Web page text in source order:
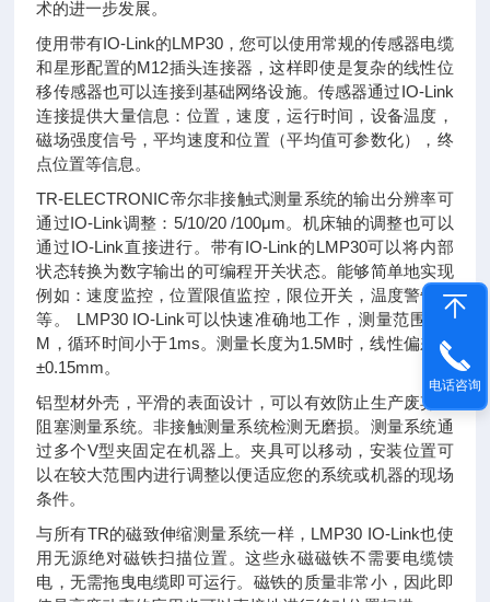
术的进一步发展。
使用带有IO-Link的LMP30，您可以使用常规的传感器电缆
和星形配置的M12插头连接器，这样即使是复杂的线性位
移传感器也可以连接到基础网络设施。传感器通过IO-Link
连接提供大量信息：位置，速度，运行时间，设备温度，
磁场强度信号，平均速度和位置（平均值可参数化），终
点位置等信息。
TR-ELECTRONIC帝尔非接触式测量系统的输出分辨率可
通过IO-Link调整：5/10/20 /100μm。机床轴的调整也可以
通过IO-Link直接进行。带有IO-Link的LMP30可以将内部
状态转换为数字输出的可编程开关状态。能够简单地实现
例如：速度监控，位置限值监控，限位开关，温度警告等
等。 LMP30 IO-Link可以快速准确地工作，测量范围为3
M，循环时间小于1ms。测量长度为1.5M时，线性偏差为
±0.15mm。
铝型材外壳，平滑的表面设计，可以有效防止生产废弃物
阻塞测量系统。非接触测量系统检测无磨损。测量系统通
过多个V型夹固定在机器上。夹具可以移动，安装位置可
以在较大范围内进行调整以便适应您的系统或机器的现场
条件。
与所有TR的磁致伸缩测量系统一样，LMP30 IO-Link也使
用无源绝对磁铁扫描位置。这些永磁磁铁不需要电缆馈
电，无需拖曳电缆即可运行。磁铁的质量非常小，因此即
电话咨询